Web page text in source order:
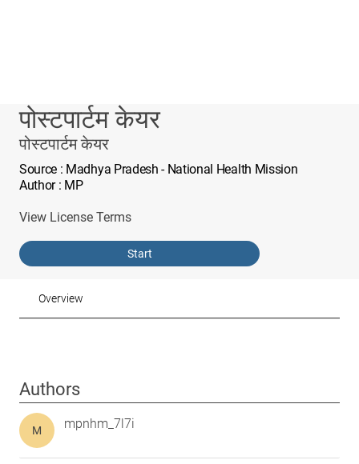
पोस्टपार्टम केयर
पोस्टपार्टम केयर
Source : Madhya Pradesh - National Health Mission
Author: MP
View License Terms
Start
Overview
Authors
M mpnhm_7l7i